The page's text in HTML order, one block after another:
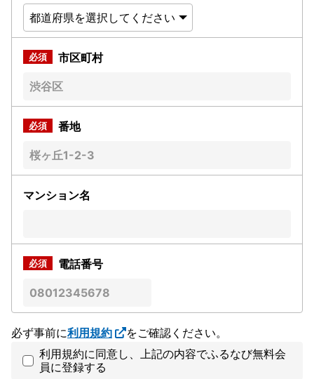
市区町村
番地
マンション名
電話番号
必ず事前に利用規約
をご確認ください。
利用規約に同意し、上記の内容でふるなび無料会
員に登録する